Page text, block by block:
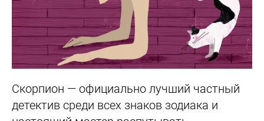
Скорпион — официально лучший частный
детектив среди всех знаков зодиака и